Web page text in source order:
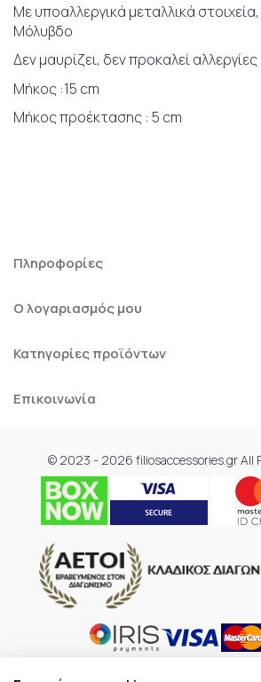
Με υποαλλεργικά μεταλλικά
Μόλυβδο
Δεν μαυρίζει, δεν προκαλεί αλλεργίες
Μήκος :15 cm
Μήκος προέκτασης : 5 cm
Πληροφορίες
Ο λογαριασμός μου
Κατηγορίες προϊόντων
Επικοινωνία
© 2023 - 2026 filiosaccessories.gr All